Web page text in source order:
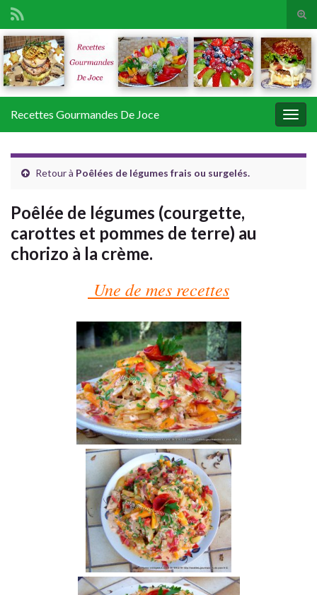
Search for:
Recettes Gourmandes De Joce
Retour à Poêlées de légumes frais ou surgelés.
Poêlée de légumes (courgette,
carottes et pommes de terre) au
chorizo à la crème.
Une de mes recettes